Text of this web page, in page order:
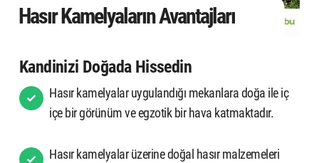
Hasır Kamelyaların Avantajları
Kandinizi Doğada Hissedin
Hasır kamelyalar uygulandığı mekanlara doğa ile iç
içe bir görünüm ve egzotik bir hava katmaktadır.
Hasır kamelyalar üzerine doğal hasır malzemeleri